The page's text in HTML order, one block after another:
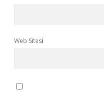
Web Sitesi